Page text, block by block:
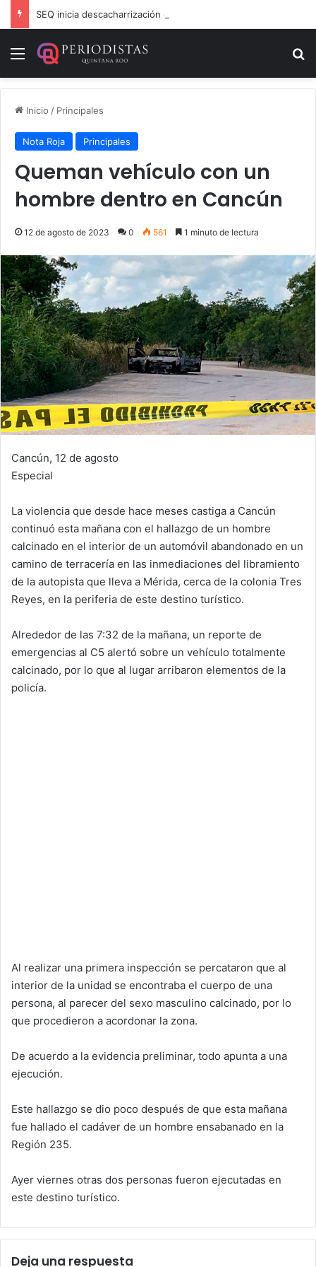
Menú
Inicio / Principales
Nota Roja Principales
Queman vehículo con un
hombre dentro en Cancún
12 de agosto de 2023 0 561 1 minuto de lectura
Cancún, 12 de agosto
Especial
La violencia que desde hace meses castiga a Cancún
continuó esta mañana con el hallazgo de un hombre
calcinado en el interior de un automóvil abandonado en un
camino de terracería en las inmediaciones del libramiento
de la autopista que lleva a Mérida, cerca de la colonia Tres
Reyes, en la periferia de este destino turístico.
Alrededor de las 7:32 de la mañana, un reporte de
emergencias al C5 alertó sobre un vehículo totalmente
calcinado, por lo que al lugar arribaron elementos de la
policía.
Al realizar una primera inspección se percataron que al
interior de la unidad se encontraba el cuerpo de una
persona, al parecer del sexo masculino calcinado, por lo
que procedieron a acordonar la zona.
De acuerdo a la evidencia preliminar, todo apunta a una
ejecución.
Este hallazgo se dio poco después de que esta mañana
fue hallado el cadáver de un hombre ensabanado en la
Región 235.
Ayer viernes otras dos personas fueron ejecutadas en
este destino turístico.
Deja una respuesta